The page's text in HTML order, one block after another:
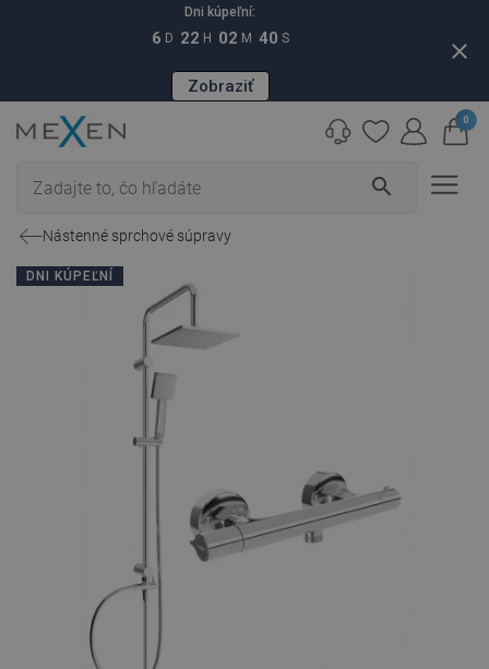
Dni kúpeľní:
6 D 22 H 02 M 39 S
Zobraziť
close
search
0
Nástenné sprchové súpravy
DNI KÚPEĽNÍ